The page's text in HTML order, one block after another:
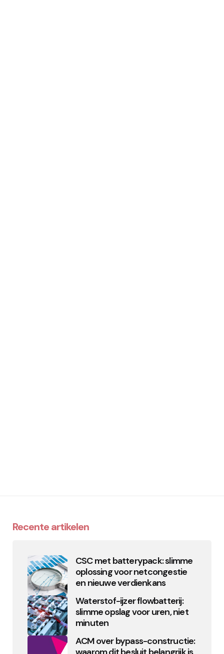
Recente artikelen
CSC met batterypack: slimme
oplossing voor netcongestie
en nieuwe verdienkans
Waterstof-ijzer flowbatterij:
slimme opslag voor uren, niet
minuten
ACM over bypass-constructie: